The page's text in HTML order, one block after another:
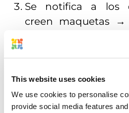
This website uses cookies
We use cookies to personalise
provide social media features
Se notifica a los
creen maquetas →
de la toma de
Si se aprueba
notifica al